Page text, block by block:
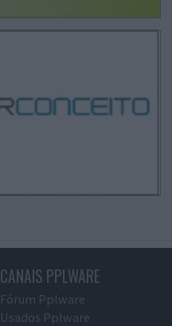
CANAIS PPLWARE
Fórum Pplware
Usados Pplware